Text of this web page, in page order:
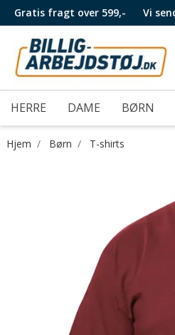
Gratis fragt over 599,- Vi
HERRE DAME BØRN
Hjem Børn T-shirts